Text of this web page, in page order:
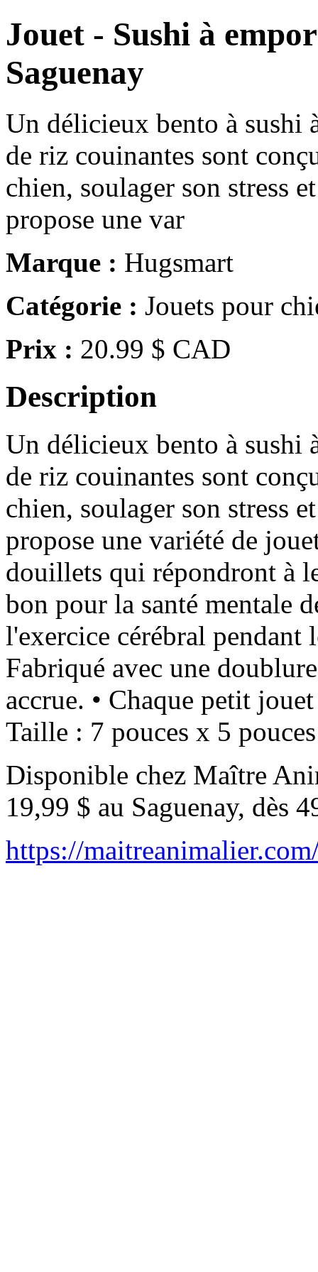
Jouet - Sushi à
Saguenay
Un délicieux bento à sushi
de riz couinantes sont
chien, soulager son stress
propose une var
Marque : Hugsmart
Catégorie : Jouets pour
Prix : 20.99 $ CAD
Description
Un délicieux bento à sushi
de riz couinantes sont
chien, soulager son stress
propose une variété de
douillets qui répondront à
bon pour la santé mentale
l'exercice cérébral pendant
Fabriqué avec une
accrue. • Chaque petit
Taille : 7 pouces x 5
Disponible chez Maître
19,99 $ au Saguenay, dès
https://